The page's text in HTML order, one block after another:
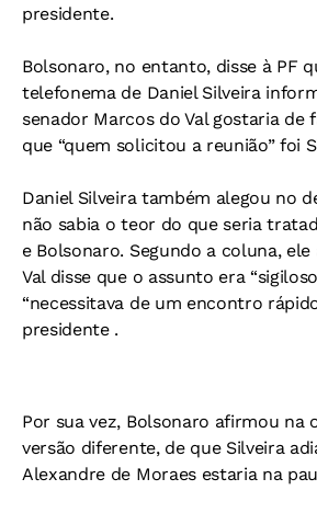
presidente.
Bolsonaro, no entanto, disse à PF
telefonema de Daniel Silveira
senador Marcos do Val gostaria de
que “quem solicitou a reunião” foi
Daniel Silveira também alegou no
não sabia o teor do que seria
e Bolsonaro. Segundo a coluna,
Val disse que o assunto era
“necessitava de um encontro
presidente .
Por sua vez, Bolsonaro afirmou na
versão diferente, de que Silveira
Alexandre de Moraes estaria na